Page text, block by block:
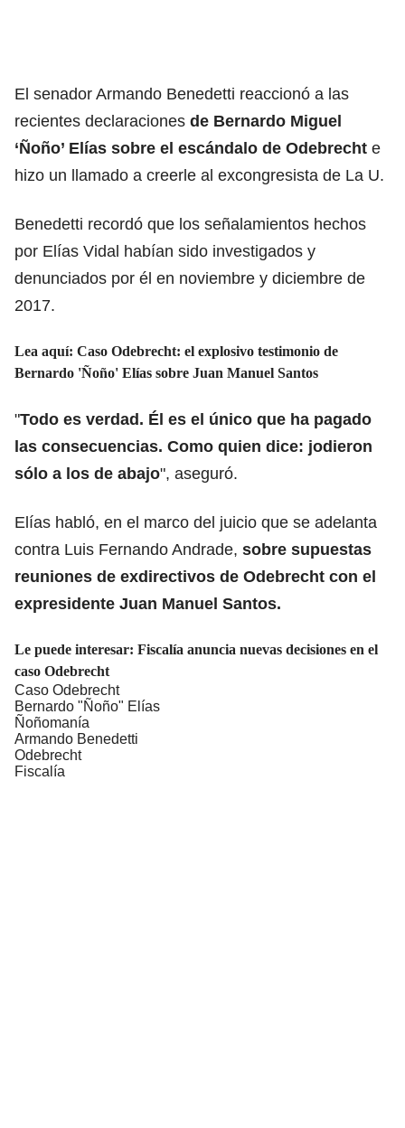
El senador Armando Benedetti reaccionó a las
recientes declaraciones de Bernardo Miguel
‘Ñoño’ Elías sobre el escándalo de Odebrecht e
hizo un llamado a creerle al excongresista de La U.
Benedetti recordó que los señalamientos hechos
por Elías Vidal habían sido investigados y
denunciados por él en noviembre y diciembre de
2017.
Lea aquí: Caso Odebrecht: el explosivo testimonio de
Bernardo 'Ñoño' Elías sobre Juan Manuel Santos
"Todo es verdad. Él es el único que ha pagado
las consecuencias. Como quien dice: jodieron
sólo a los de abajo", aseguró.
Elías habló, en el marco del juicio que se adelanta
contra Luis Fernando Andrade, sobre supuestas
reuniones de exdirectivos de Odebrecht con el
expresidente Juan Manuel Santos.
Le puede interesar: Fiscalía anuncia nuevas decisiones en el
caso Odebrecht
Caso Odebrecht
Bernardo "Ñoño" Elías
Ñoñomanía
Armando Benedetti
Odebrecht
Fiscalía